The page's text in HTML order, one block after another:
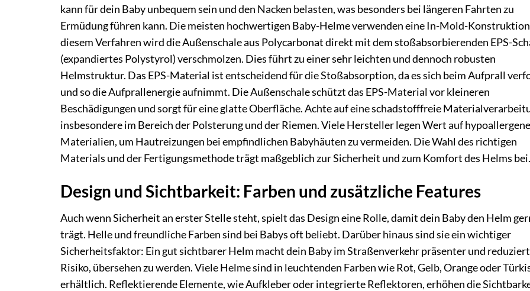
kann für dein Baby unbequem sein und den Nacken belasten, was besonders bei längeren Fahrten zu
Ermüdung führen kann. Die meisten hochwertigen Baby-Helme verwenden eine In-Mold-
diesem Verfahren wird die Außenschale aus Polycarbonat direkt mit dem stoßabsorbierenden EPS-
(expandiertes Polystyrol) verschmolzen. Dies führt zu einer sehr leichten und dennoch robusten
Helmstruktur. Das EPS-Material ist entscheidend für die Stoßabsorption, da es sich beim Aufprall
und so die Aufprallenergie aufnimmt. Die Außenschale schützt das EPS-Material vor kleineren
Beschädigungen und sorgt für eine glatte Oberfläche. Achte auf eine schadstofffreie
insbesondere im Bereich der Polsterung und der Riemen. Viele Hersteller legen Wert auf hypoallergene
Materialien, um Hautreizungen bei empfindlichen Babyhäuten zu vermeiden. Die Wahl des richtigen
Materials und der Fertigungsmethode trägt maßgeblich zur Sicherheit und zum Komfort des Helms bei.
Design und Sichtbarkeit: Farben und zusätzliche Features
Auch wenn Sicherheit an erster Stelle steht, spielt das Design eine Rolle, damit dein Baby den Helm
trägt. Helle und freundliche Farben sind bei Babys oft beliebt. Darüber hinaus sind sie ein wichtiger
Sicherheitsfaktor: Ein gut sichtbarer Helm macht dein Baby im Straßenverkehr präsenter und reduziert
Risiko, übersehen zu werden. Viele Helme sind in leuchtenden Farben wie Rot, Gelb, Orange oder
erhältlich. Reflektierende Elemente, wie Aufkleber oder integrierte Reflektoren, erhöhen die